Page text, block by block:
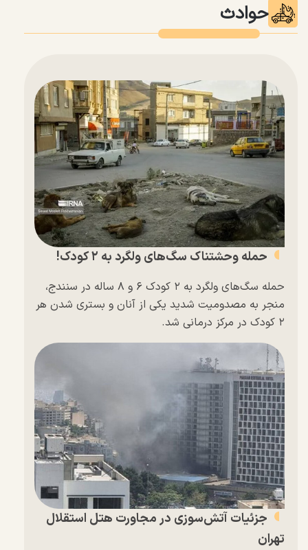
حوادث
حمله وحشتناک سگ‌های ولگرد به ۲ کودک!
حمله سگ‌های ولگرد به ۲ کودک ۶ و ۸ ساله در سنندج،
منجر به مصدومیت شدید یکی از آنان و بستری شدن هر
۲ کودک در مرکز درمانی شد.
جزئیات آتش‌سوزی در مجاورت هتل استقلال
تهران